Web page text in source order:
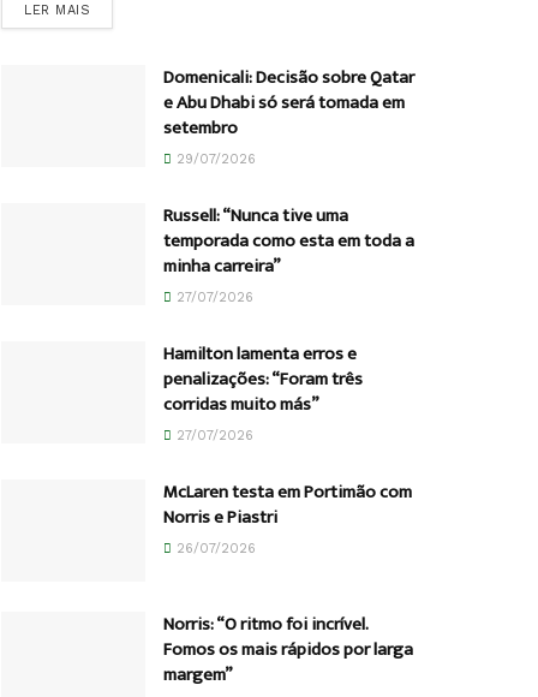
LER MAIS
Domenicali: Decisão sobre Qatar
e Abu Dhabi só será tomada em
setembro
29/07/2026
Russell: “Nunca tive uma
temporada como esta em toda a
minha carreira”
27/07/2026
Hamilton lamenta erros e
penalizações: “Foram três
corridas muito más”
27/07/2026
McLaren testa em Portimão com
Norris e Piastri
26/07/2026
Norris: “O ritmo foi incrível.
Fomos os mais rápidos por larga
margem”